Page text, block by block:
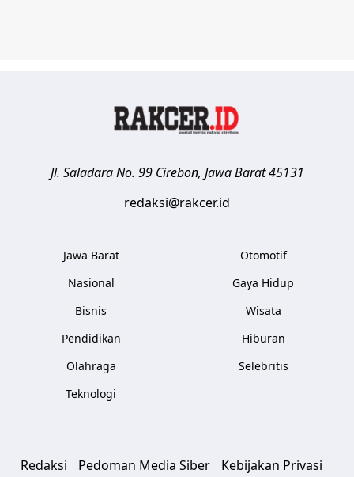
Jl. Saladara No. 99 Cirebon, Jawa Barat 45131
redaksi@rakcer.id
Jawa Barat
Nasional
Bisnis
Pendidikan
Olahraga
Teknologi
Otomotif
Gaya Hidup
Wisata
Hiburan
Selebritis
Redaksi Pedoman Media Siber Kebijakan Privasi